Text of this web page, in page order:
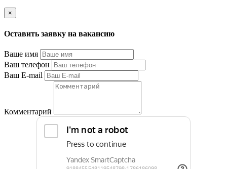
×
Оставить заявку на вакансию
Ваше имя
Ваш телефон
Ваш E-mail
Комментарий